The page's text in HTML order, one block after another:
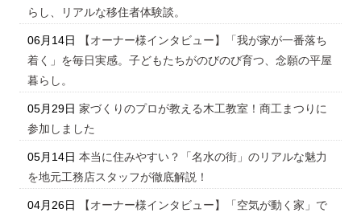
らし、リアルな移住者体験談。
06月14日
【オーナー様インタビュー】「我が家が一番落ち
着く」を毎日実感。子どもたちがのびのび育つ、念願の平屋
暮らし。
05月29日 家づくりのプロが教える木工教室！商工まつりに
参加しました
05月14日 本当に住みやすい？「名水の街」のリアルな魅力
を地元工務店スタッフが徹底解説！
04月26日
【オーナー様インタビュー】「空気が動く家」で